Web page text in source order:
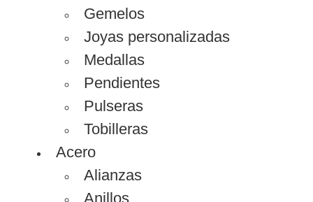
Gemelos
Joyas personalizadas
Medallas
Pendientes
Pulseras
Tobilleras
Acero
Alianzas
Anillos